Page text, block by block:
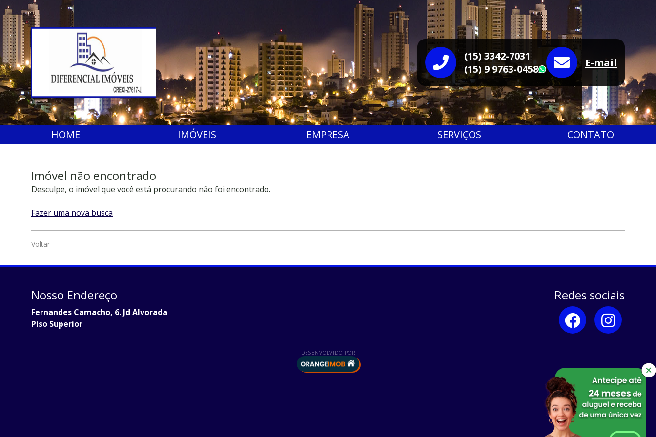
(15) 3342-7031
(15) 9 9763-0458
WhatsApp
E-mail
HOME IMÓVEIS EMPRESA SERVIÇOS CONTATO
Imóvel não encontrado
Desculpe, o imóvel que você está procurando não foi encontrado.
Fazer uma nova busca
Voltar
Nosso Endereço
Fernandes Camacho, 6. Jd Alvorada
Piso Superior
Redes sociais
DESENVOLVIDO POR